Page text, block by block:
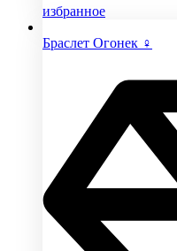
избранное
Браслет Огонек ♀